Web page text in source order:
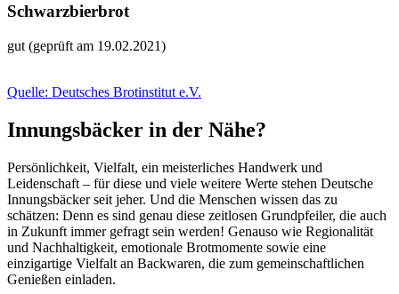
Schwarzbierbrot
gut (geprüft am 19.02.2021)
Quelle: Deutsches Brotinstitut e.V.
Innungsbäcker in der Nähe?
Persönlichkeit, Vielfalt, ein meisterliches Handwerk und
Leidenschaft – für diese und viele weitere Werte stehen Deutsche
Innungsbäcker seit jeher. Und die Menschen wissen das zu
schätzen: Denn es sind genau diese zeitlosen Grundpfeiler, die auch
in Zukunft immer gefragt sein werden! Genauso wie Regionalität
und Nachhaltigkeit, emotionale Brotmomente sowie eine
einzigartige Vielfalt an Backwaren, die zum gemeinschaftlichen
Genießen einladen.